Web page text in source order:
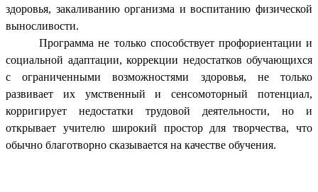
здоровья, закаливанию организма и воспитанию физической
выносливости.
Программа не только способствует профориентации и
социальной адаптации, коррекции недостатков обучающихся
с ограниченными возможностями здоровья, не только
развивает их умственный и сенсомоторный потенциал,
корригирует недостатки трудовой деятельности, но и
открывает учителю широкий простор для творчества, что
обычно благотворно сказывается на качестве обучения.